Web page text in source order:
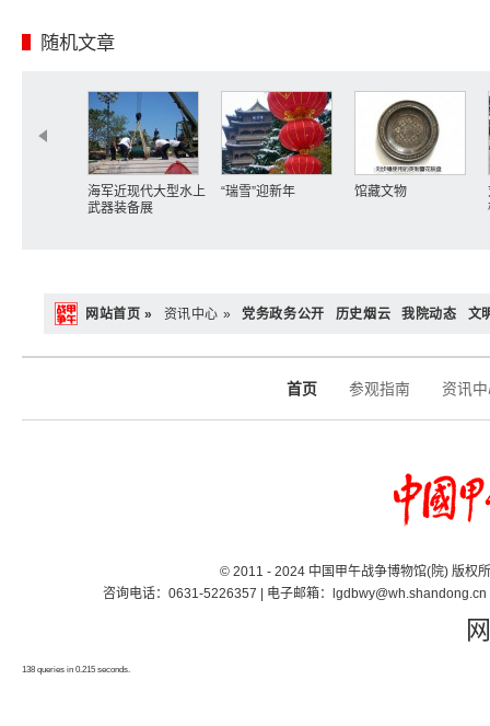
随机文章
海军近现代大型水上
武器装备展
“瑞雪”迎新年 馆藏文物
网站首页 » 资讯中心 » 党务政务公开 历史烟云 我院动态 文
首页 参观指南 资讯
© 2011 - 2024 中国甲午战争博物馆(院) 版
咨询电话：0631-5226357 | 电子邮箱：
138 queries in 0.215 seconds.